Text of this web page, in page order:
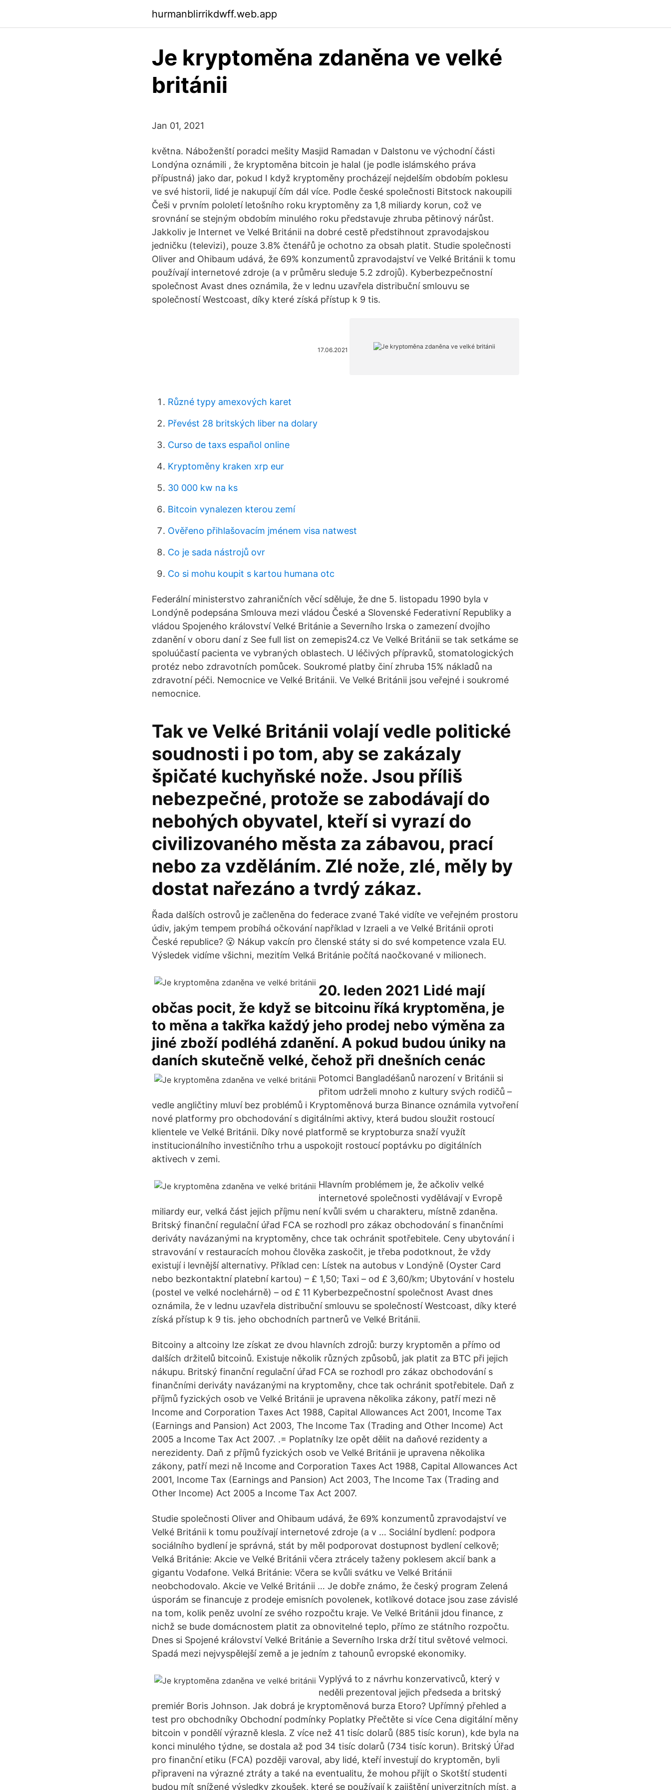
hurmanblirrikdwff.web.app
Je kryptoměna zdaněna ve velké
británii
Jan 01, 2021
května. Náboženští poradci mešity Masjid Ramadan v Dalstonu ve východní části
Londýna oznámili , že kryptoměna bitcoin je halal (je podle islámského práva
přípustná) jako dar, pokud I když kryptoměny procházejí nejdelším obdobím poklesu
ve své historii, lidé je nakupují čím dál více. Podle české společnosti Bitstock nakoupili
Češi v prvním pololetí letošního roku kryptoměny za 1,8 miliardy korun, což ve
srovnání se stejným obdobím minulého roku představuje zhruba pětinový nárůst.
Jakkoliv je Internet ve Velké Británii na dobré cestě předstihnout zpravodajskou
jedničku (televizi), pouze 3.8% čtenářů je ochotno za obsah platit. Studie společnosti
Oliver and Ohibaum udává, že 69% konzumentů zpravodajství ve Velké Británii k tomu
používají internetové zdroje (a v průměru sleduje 5.2 zdrojů). Kyberbezpečnostní
společnost Avast dnes oznámila, že v lednu uzavřela distribuční smlouvu se
společností Westcoast, díky které získá přístup k 9 tis.
17.06.2021
Různé typy amexových karet
Převést 28 britských liber na dolary
Curso de taxs español online
Kryptoměny kraken xrp eur
30 000 kw na ks
Bitcoin vynalezen kterou zemí
Ověřeno přihlašovacím jménem visa natwest
Co je sada nástrojů ovr
Co si mohu koupit s kartou humana otc
Federální ministerstvo zahraničních věcí sděluje, že dne 5. listopadu 1990 byla v
Londýně podepsána Smlouva mezi vládou České a Slovenské Federativní Republiky a
vládou Spojeného království Velké Británie a Severního Irska o zamezení dvojího
zdanění v oboru daní z See full list on zemepis24.cz Ve Velké Británii se tak setkáme se
spoluúčastí pacienta ve vybraných oblastech. U léčivých přípravků, stomatologických
protéz nebo zdravotních pomůcek. Soukromé platby činí zhruba 15% nákladů na
zdravotní péči. Nemocnice ve Velké Británii. Ve Velké Británii jsou veřejné i soukromé
nemocnice.
Tak ve Velké Británii volají vedle politické
soudnosti i po tom, aby se zakázaly
špičaté kuchyňské nože. Jsou příliš
nebezpečné, protože se zabodávají do
nebohých obyvatel, kteří si vyrazí do
civilizovaného města za zábavou, prací
nebo za vzděláním. Zlé nože, zlé, měly by
dostat nařezáno a tvrdý zákaz.
Řada dalších ostrovů je začleněna do federace zvané Také vidíte ve veřejném prostoru
údiv, jakým tempem probíhá očkování například v Izraeli a ve Velké Británii oproti
České republice? 😮 Nákup vakcín pro členské státy si do své kompetence vzala EU.
Výsledek vidíme všichni, mezitím Velká Británie počítá naočkované v milionech.
20. leden 2021 Lidé mají
občas pocit, že když se bitcoinu říká kryptoměna, je
to měna a takřka každý jeho prodej nebo výměna za
jiné zboží podléhá zdanění. A pokud budou úniky na
daních skutečně velké, čehož při dnešních cenác
Potomci Bangladéšanů narození v Británii si
přitom udrželi mnoho z kultury svých rodičů –
vedle angličtiny mluví bez problémů i Kryptoměnová burza Binance oznámila vytvoření
nové platformy pro obchodování s digitálními aktivy, která budou sloužit rostoucí
klientele ve Velké Británii. Díky nové platformě se kryptoburza snaží využít
institucionálního investičního trhu a uspokojit rostoucí poptávku po digitálních
aktivech v zemi.
Hlavním problémem je, že ačkoliv velké
internetové společnosti vydělávají v Evropě
miliardy eur, velká část jejich příjmu není kvůli svém u charakteru, místně zdaněna.
Britský finanční regulační úřad FCA se rozhodl pro zákaz obchodování s finančními
deriváty navázanými na kryptoměny, chce tak ochránit spotřebitele. Ceny ubytování i
stravování v restauracích mohou člověka zaskočit, je třeba podotknout, že vždy
existují i levnější alternativy. Příklad cen: Lístek na autobus v Londýně (Oyster Card
nebo bezkontaktní platební kartou) – £ 1,50; Taxi – od £ 3,60/km; Ubytování v hostelu
(postel ve velké noclehárně) – od £ 11 Kyberbezpečnostní společnost Avast dnes
oznámila, že v lednu uzavřela distribuční smlouvu se společností Westcoast, díky které
získá přístup k 9 tis. jeho obchodních partnerů ve Velké Británii.
Bitcoiny a altcoiny lze získat ze dvou hlavních zdrojů: burzy kryptoměn a přímo od
dalších držitelů bitcoinů. Existuje několik různých způsobů, jak platit za BTC při jejich
nákupu. Britský finanční regulační úřad FCA se rozhodl pro zákaz obchodování s
finančními deriváty navázanými na kryptoměny, chce tak ochránit spotřebitele. Daň z
příjmů fyzických osob ve Velké Británii je upravena několika zákony, patří mezi ně
Income and Corporation Taxes Act 1988, Capital Allowances Act 2001, Income Tax
(Earnings and Pansion) Act 2003, The Income Tax (Trading and Other Income) Act
2005 a Income Tax Act 2007. .= Poplatníky lze opět dělit na daňové rezidenty a
nerezidenty. Daň z příjmů fyzických osob ve Velké Británii je upravena několika
zákony, patří mezi ně Income and Corporation Taxes Act 1988, Capital Allowances Act
2001, Income Tax (Earnings and Pansion) Act 2003, The Income Tax (Trading and
Other Income) Act 2005 a Income Tax Act 2007.
Studie společnosti Oliver and Ohibaum udává, že 69% konzumentů zpravodajství ve
Velké Británii k tomu používají internetové zdroje (a v … Sociální bydlení: podpora
sociálního bydlení je správná, stát by měl podporovat dostupnost bydlení celkově;
Velká Británie: Akcie ve Velké Británii včera ztrácely taženy poklesem akcií bank a
gigantu Vodafone. Velká Británie: Včera se kvůli svátku ve Velké Británii
neobchodovalo. Akcie ve Velké Británii … Je dobře známo, že český program Zelená
úsporám se financuje z prodeje emisních povolenek, kotlíkové dotace jsou zase závislé
na tom, kolik peněz uvolní ze svého rozpočtu kraje. Ve Velké Británii jdou finance, z
nichž se bude domácnostem platit za obnovitelné teplo, přímo ze státního rozpočtu.
Dnes si Spojené království Velké Británie a Severního Irska drží titul světové velmoci.
Spadá mezi nejvyspělejší země a je jedním z tahounů evropské ekonomiky.
Vyplývá to z návrhu konzervativců, který v
neděli prezentoval jejich předseda a britský
premiér Boris Johnson. Jak dobrá je kryptoměnová burza Etoro? Upřímný přehled a
test pro obchodníky Obchodní podmínky Poplatky Přečtěte si více Cena digitální měny
bitcoin v pondělí výrazně klesla. Z více než 41 tisíc dolarů (885 tisíc korun), kde byla na
konci minulého týdne, se dostala až pod 34 tisíc dolarů (734 tisíc korun). Britský Úřad
pro finanční etiku (FCA) později varoval, aby lidé, kteří investují do kryptoměn, byli
připraveni na výrazné ztráty a také na eventualitu, že mohou přijít o Skotští studenti
budou mít snížené výsledky zkoušek, které se používají k zajištění univerzitních míst, a